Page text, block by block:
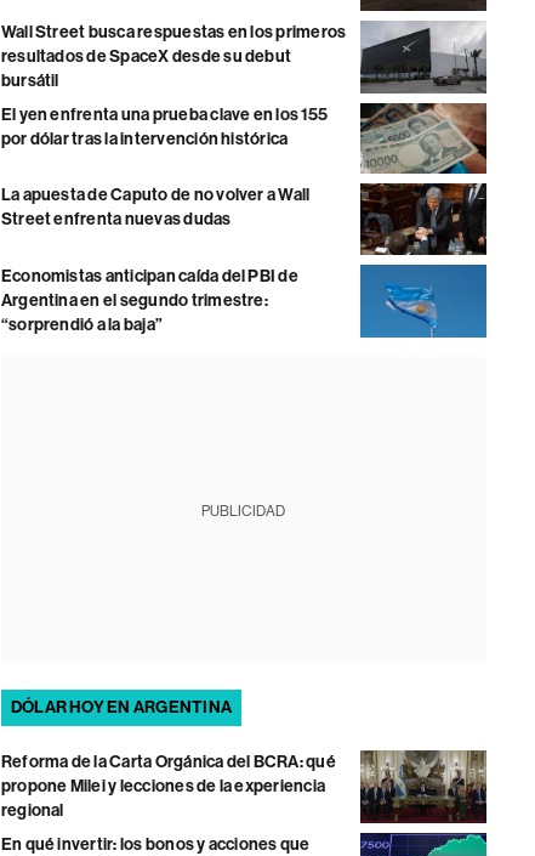
Wall Street busca respuestas en los primeros
resultados de SpaceX desde su debut
bursátil
El yen enfrenta una prueba clave en los 155
por dólar tras la intervención histórica
La apuesta de Caputo de no volver a Wall
Street enfrenta nuevas dudas
Economistas anticipan caída del PBI de
Argentina en el segundo trimestre:
“sorprendió a la baja”
PUBLICIDAD
DÓLAR HOY EN ARGENTINA
Reforma de la Carta Orgánica del BCRA: qué
propone Milei y lecciones de la experiencia
regional
En qué invertir: los bonos y acciones que